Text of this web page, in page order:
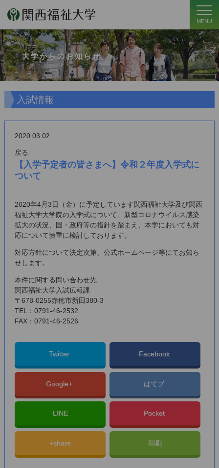
MENU
大学からのお知らせ
入試情報
2020.03.02
戻る
【入学予定者の皆さまへ】令和２年度入学式に
ついて
2020年4月3日（金）に予定しています関西福祉大学及び関西
福祉大学大学院の入学式について、新型コロナウイルス感染
拡⼤の状況、国・政府等の指針を踏まえ、本学においても対
応について慎重に検討しております。
対応方針について決定次第、公式ホームページ等にてお知ら
せします。
本件に関する問い合わせ先
関西福祉大学入試広報課
〒678-0255赤穂市新田380-3
TEL：0791-46-2532
FAX：0791-46-2526
Twitter Facebook
Google+ はてブ
LINE Pocket
+share 印刷